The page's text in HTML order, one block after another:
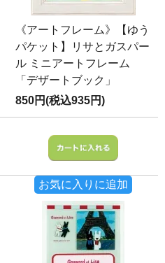
《アートフレーム》【ゆう
パケット】リサとガスパー
ル ミニアートフレーム
「デザートブック」
850円(税込935円)
お気に入りに追加